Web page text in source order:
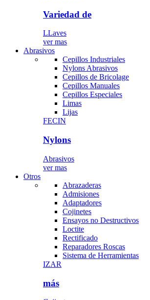
Variedad de
LLaves
ver mas
Abrasivos
Cepillos Industriales
Nylons Abrasivos
Cepillos de Bricolage
Cepillos Manuales
Cepillos Especiales
Limas
Lijas
FECIN
Nylons
Abrasivos
ver mas
Otros
Abrazaderas
Admisiones
Adaptadores
Cojinetes
Ensayos no Destructivos
Loctite
Rectificado
Reparadores Roscas
Sistema de Herramientas
IZAR
más